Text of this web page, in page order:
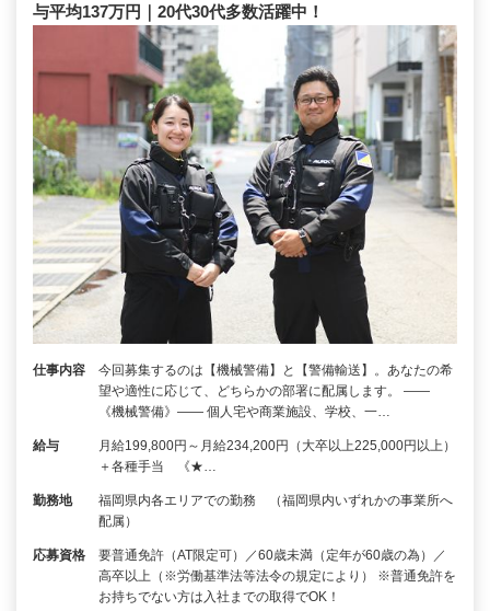
与平均137万円｜20代30代多数活躍中！
仕事内容
今回募集するのは【機械警備】と【警備輸送】。あなたの希
望や適性に応じて、どちらかの部署に配属します。 ――
《機械警備》―― 個人宅や商業施設、学校、一…
給与
月給199,800円～月給234,200円（大卒以上225,000円以上）
＋各種手当 《★…
勤務地
福岡県内各エリアでの勤務 （福岡県内いずれかの事業所へ
配属）
応募資格
要普通免許（AT限定可）／60歳未満（定年が60歳の為）／
高卒以上（※労働基準法等法令の規定により） ※普通免許を
お持ちでない方は入社までの取得でOK！